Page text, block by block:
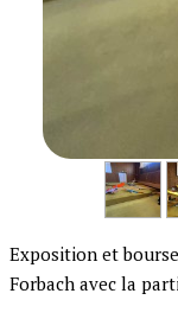
Exposition et
Forbach avec la